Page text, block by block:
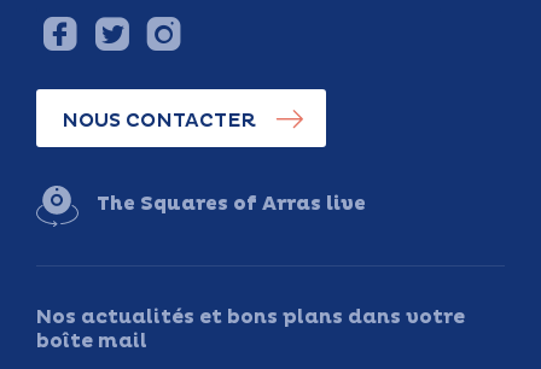
NOUS CONTACTER
The Squares of Arras live
Nos actualités et bons plans dans votre
boîte mail